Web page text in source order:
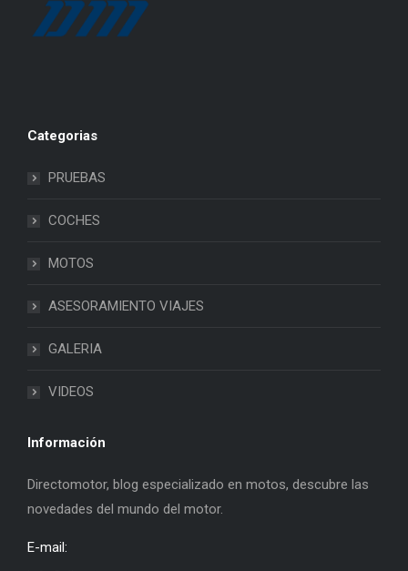
Categorias
PRUEBAS
COCHES
MOTOS
ASESORAMIENTO VIAJES
GALERIA
VIDEOS
Información
Directomotor, blog especializado en motos, descubre las
novedades del mundo del motor.
E-mail: